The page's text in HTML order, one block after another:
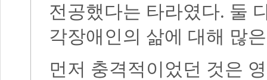
전공했다는 타라였다. 둘
각장애인의 삶에 대해 많
먼저 충격적이었던 것은